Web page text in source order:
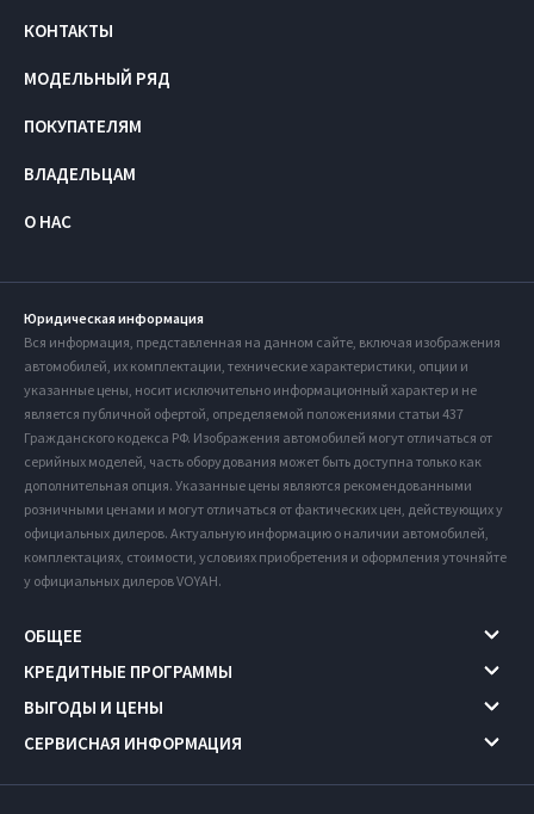
КОНТАКТЫ
МОДЕЛЬНЫЙ РЯД
ПОКУПАТЕЛЯМ
ВЛАДЕЛЬЦАМ
О НАС
Юридическая информация
Вся информация, представленная на данном сайте, включая изображения
автомобилей, их комплектации, технические характеристики, опции и
указанные цены, носит исключительно информационный характер и не
является публичной офертой, определяемой положениями статьи 437
Гражданского кодекса РФ. Изображения автомобилей могут отличаться от
серийных моделей, часть оборудования может быть доступна только как
дополнительная опция. Указанные цены являются рекомендованными
розничными ценами и могут отличаться от фактических цен, действующих у
официальных дилеров. Актуальную информацию о наличии автомобилей,
комплектациях, стоимости, условиях приобретения и оформления уточняйте
у официальных дилеров VOYAH.
ОБЩЕЕ
КРЕДИТНЫЕ ПРОГРАММЫ
ВЫГОДЫ И ЦЕНЫ
СЕРВИСНАЯ ИНФОРМАЦИЯ